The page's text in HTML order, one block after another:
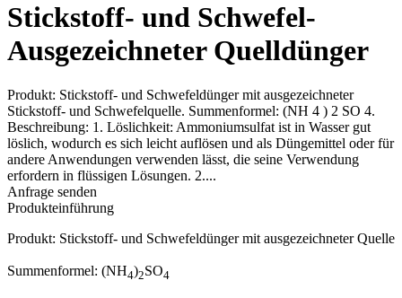
Stickstoff- und Schwefel-
Ausgezeichneter Quelldünger
Produkt: Stickstoff- und Schwefeldünger mit ausgezeichneter
Stickstoff- und Schwefelquelle. Summenformel: (NH 4 ) 2 SO 4.
Beschreibung: 1. Löslichkeit: Ammoniumsulfat ist in Wasser gut
löslich, wodurch es sich leicht auflösen und als Düngemittel oder für
andere Anwendungen verwenden lässt, die seine Verwendung
erfordern in flüssigen Lösungen. 2....
Anfrage senden
Produkteinführung
Produkt: Stickstoff- und Schwefeldünger mit ausgezeichneter Quelle
Summenformel: (NH4)2SO4